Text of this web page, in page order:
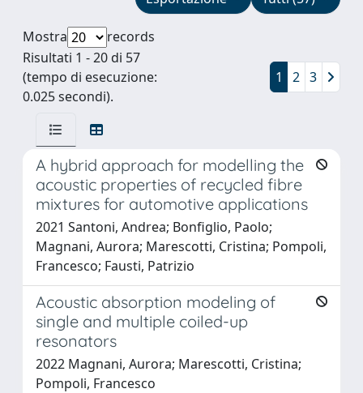
Mostra
records
Risultati 1 - 20 di 57
(tempo di esecuzione:
0.025 secondi).
1 2 3
A hybrid approach for modelling the
acoustic properties of recycled fibre
mixtures for automotive applications
2021 Santoni, Andrea; Bonfiglio, Paolo;
Magnani, Aurora; Marescotti, Cristina; Pompoli,
Francesco; Fausti, Patrizio
Acoustic absorption modeling of
single and multiple coiled-up
resonators
2022 Magnani, Aurora; Marescotti, Cristina;
Pompoli, Francesco